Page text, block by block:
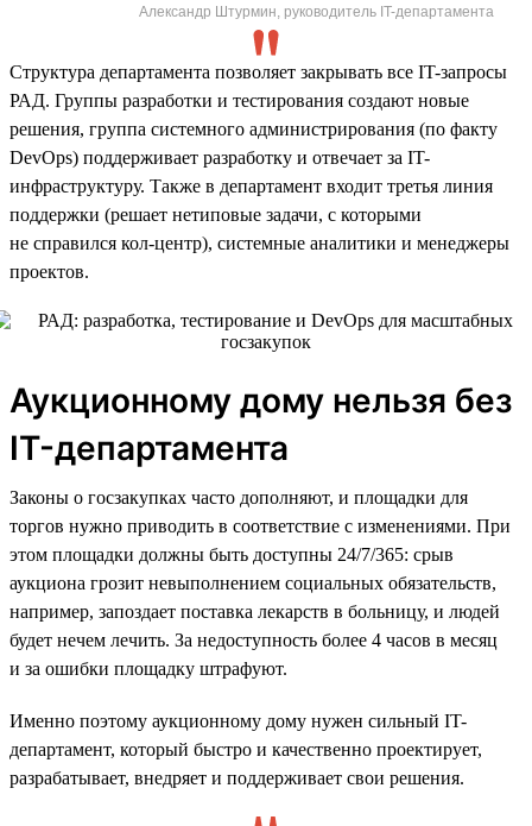
Александр Штурмин, руководитель IT-департамента
Структура департамента позволяет закрывать все IT-запросы
РАД. Группы разработки и тестирования создают новые
решения, группа системного администрирования (по факту
DevOps) поддерживает разработку и отвечает за IT-
инфраструктуру. Также в департамент входит третья линия
поддержки (решает нетиповые задачи, с которыми
не справился кол-центр), системные аналитики и менеджеры
проектов.
Аукционному дому нельзя без
IT-департамента
Законы о госзакупках часто дополняют, и площадки для
торгов нужно приводить в соответствие с изменениями. При
этом площадки должны быть доступны 24/7/365: срыв
аукциона грозит невыполнением социальных обязательств,
например, запоздает поставка лекарств в больницу, и людей
будет нечем лечить. За недоступность более 4 часов в месяц
и за ошибки площадку штрафуют.
Именно поэтому аукционному дому нужен сильный IT-
департамент, который быстро и качественно проектирует,
разрабатывает, внедряет и поддерживает свои решения.